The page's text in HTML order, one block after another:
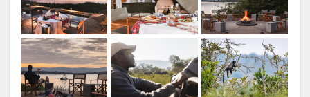
DE LANGUE
ALLEMAND
ESPAGNOL
Crédit: Wilderness